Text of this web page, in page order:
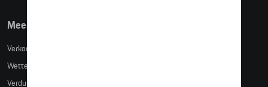
Meer info
Verkoopsvoorwaarden
Wettelijke bepalingen
Verduidelijking kledingmaten